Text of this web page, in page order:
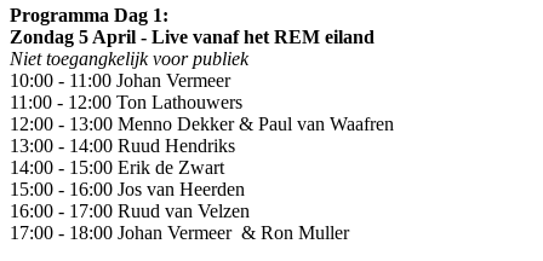
Programma Dag 1:
Zondag 5 April - Live vanaf het REM eiland
Niet toegangkelijk voor publiek
10:00 - 11:00 Johan Vermeer
11:00 - 12:00 Ton Lathouwers
12:00 - 13:00 Menno Dekker & Paul van Waafren
13:00 - 14:00 Ruud Hendriks
14:00 - 15:00 Erik de Zwart
15:00 - 16:00 Jos van Heerden
16:00 - 17:00 Ruud van Velzen
17:00 - 18:00 Johan Vermeer & Ron Muller